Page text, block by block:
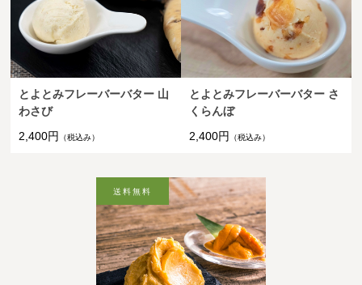
とよとみフレーバーバター 山
わさび
2,400円
（税込み）
とよとみフレーバーバター さ
くらんぼ
2,400円
（税込み）